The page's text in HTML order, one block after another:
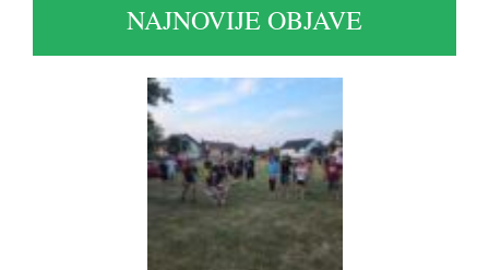
NAJNOVIJE OBJAVE